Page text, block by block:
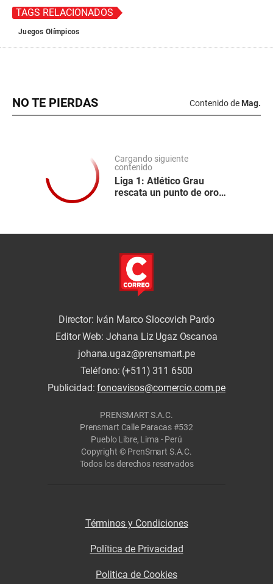
TAGS RELACIONADOS
Juegos Olímpicos
NO TE PIERDAS Contenido de Mag.
Cargando siguiente
contenido
Liga 1: Atlético Grau
rescata un punto de oro
Director: Iván Marco Slocovich Pardo
Editor Web: Johana Liz Ugaz Oscanoa
johana.ugaz@prensmart.pe
Teléfono: (+511) 311 6500
Publicidad:fonoavisos@comercio.com.pe
PRENSMART S.A.C.
Prensmart Calle Paracas #532
Pueblo Libre, Lima - Perú
Copyright © PrenSmart S.A.C.
Todos los derechos reservados
Términos y Condiciones
Política de Privacidad
Politica de Cookies